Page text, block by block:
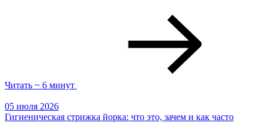
Читать ~ 6 минут
05 июля 2026
Гигиеническая стрижка йорка: что это, зачем и как часто